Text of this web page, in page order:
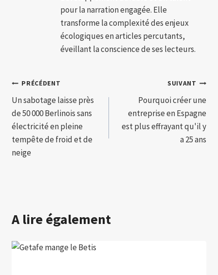
pour la narration engagée. Elle
transforme la complexité des enjeux
écologiques en articles percutants,
éveillant la conscience de ses lecteurs.
Navigation
de
l’article
PRÉCÉDENT
Un sabotage laisse près
de 50 000 Berlinois sans
électricité en pleine
tempête de froid et de
neige
SUIVANT
Pourquoi créer une
entreprise en Espagne
est plus effrayant qu'il y
a 25 ans
A lire également